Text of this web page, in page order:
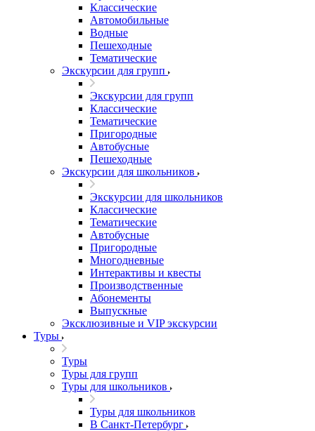
Классические
Автомобильные
Водные
Пешеходные
Тематические
Экскурсии для групп
Экскурсии для групп
Классические
Тематические
Пригородные
Автобусные
Пешеходные
Экскурсии для школьников
Экскурсии для школьников
Классические
Тематические
Автобусные
Пригородные
Многодневные
Интерактивы и квесты
Производственные
Абонементы
Выпускные
Эксклюзивные и VIP экскурсии
Туры
Туры
Туры для групп
Туры для школьников
Туры для школьников
В Санкт-Петербург